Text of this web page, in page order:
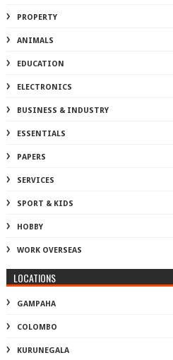
PROPERTY
ANIMALS
EDUCATION
ELECTRONICS
BUSINESS & INDUSTRY
ESSENTIALS
PAPERS
SERVICES
SPORT & KIDS
HOBBY
WORK OVERSEAS
LOCATIONS
GAMPAHA
COLOMBO
KURUNEGALA